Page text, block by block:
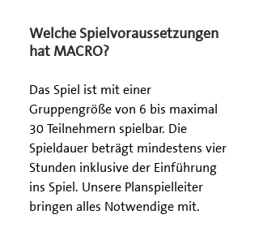
Welche Spielvoraussetzungen
hat MACRO?
Das Spiel ist mit einer
Gruppengröße von 6 bis maximal
30 Teilnehmern spielbar. Die
Spieldauer beträgt mindestens vier
Stunden inklusive der Einführung
ins Spiel. Unsere Planspielleiter
bringen alles Notwendige mit.